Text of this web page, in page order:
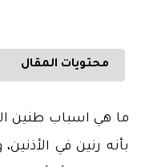
محتويات المقال
ما هي اسباب طنين
بأنه رنين في